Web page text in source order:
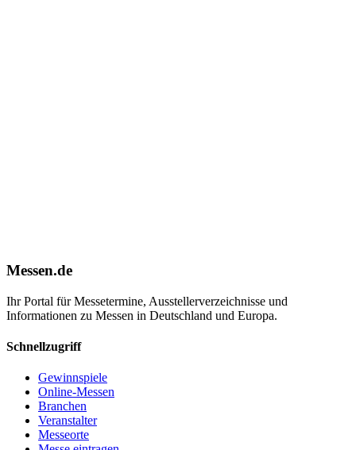
Messen.de
Ihr Portal für Messetermine, Ausstellerverzeichnisse und
Informationen zu Messen in Deutschland und Europa.
Schnellzugriff
Gewinnspiele
Online-Messen
Branchen
Veranstalter
Messeorte